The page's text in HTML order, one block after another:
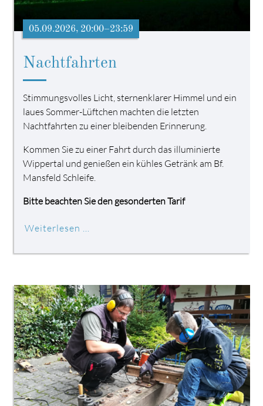
Nachtfahrten
05.09.2026, 20:00–23:59
Stimmungsvolles Licht, sternenklarer Himmel und ein
laues Sommer-Lüftchen machten die letzten
Nachtfahrten zu einer bleibenden Erinnerung.
Kommen Sie zu einer Fahrt durch das illuminierte
Wippertal und genießen ein kühles Getränk am Bf.
Mansfeld Schleife.
Bitte beachten Sie den gesonderten Tarif
Weiterlesen …